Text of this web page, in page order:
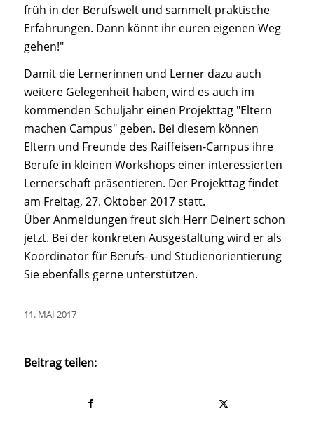
früh in der Berufswelt und sammelt praktische
Erfahrungen. Dann könnt ihr euren eigenen Weg
gehen!"
Damit die Lernerinnen und Lerner dazu auch
weitere Gelegenheit haben, wird es auch im
kommenden Schuljahr einen Projekttag "Eltern
machen Campus" geben. Bei diesem können
Eltern und Freunde des Raiffeisen-Campus ihre
Berufe in kleinen Workshops einer interessierten
Lernerschaft präsentieren. Der Projekttag findet
am Freitag, 27. Oktober 2017 statt.
Über Anmeldungen freut sich Herr Deinert schon
jetzt. Bei der konkreten Ausgestaltung wird er als
Koordinator für Berufs- und Studienorientierung
Sie ebenfalls gerne unterstützen.
11. MAI 2017
Beitrag teilen: